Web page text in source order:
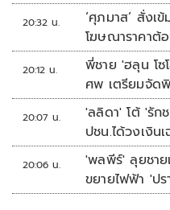
20:32 น.
‘ศุภมาส’ สั่งเ
โฆษณาราคาต้
20:12 น.
พี่ชาย 'ฮลุน โซ
ศพ เตรียมจัด
20:07 น.
'ลลิดา' โต้ 'รัก
ปชน.ได้วงเงิน
20:06 น.
'พลพีร์' ลุยชาย
ขยายไฟฟ้า 'ป